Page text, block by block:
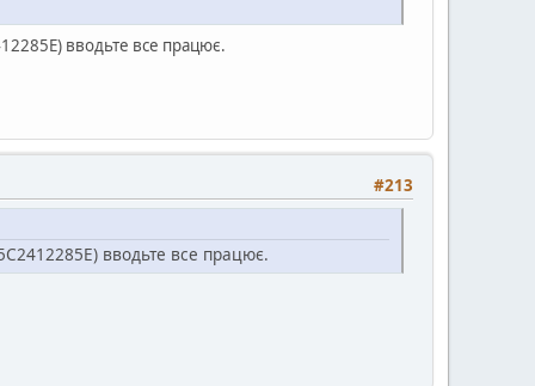
вводьте все працює.
#213
вводьте все працює.